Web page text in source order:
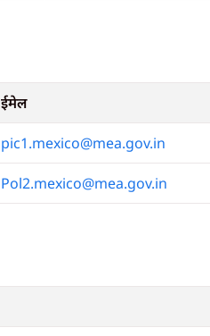
ईमेल
pic1.mexico@mea.gov.in
Pol2.mexico@mea.gov.in